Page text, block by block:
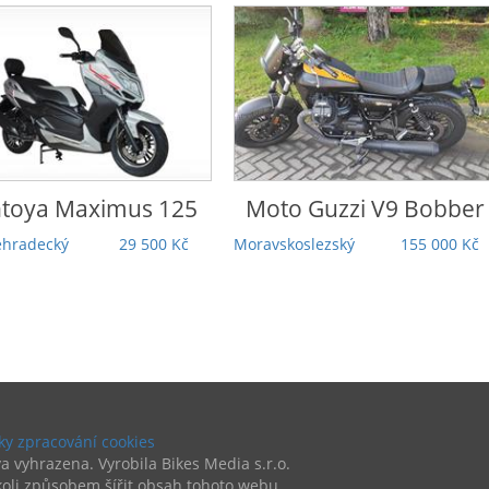
GuzziV9 Bobber
155 000 Kč
HondaRebel 1100 DCT
Touring | 5 000 km |
Záruka | TOP stav |
zpracování cookies
vyhrazena. Vyrobila Bikes Media s.r.o.